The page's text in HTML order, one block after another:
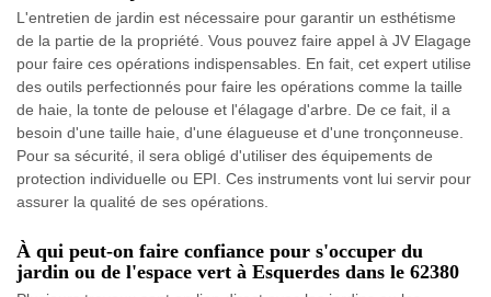
L'entretien de jardin est nécessaire pour garantir un esthétisme
de la partie de la propriété. Vous pouvez faire appel à JV Elagage
pour faire ces opérations indispensables. En fait, cet expert utilise
des outils perfectionnés pour faire les opérations comme la taille
de haie, la tonte de pelouse et l'élagage d'arbre. De ce fait, il a
besoin d'une taille haie, d'une élagueuse et d'une tronçonneuse.
Pour sa sécurité, il sera obligé d'utiliser des équipements de
protection individuelle ou EPI. Ces instruments vont lui servir pour
assurer la qualité de ses opérations.
À qui peut-on faire confiance pour s'occuper du
jardin ou de l'espace vert à Esquerdes dans le 62380